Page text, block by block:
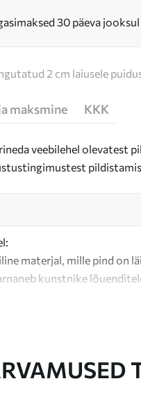
30 päeva jooksul
2 cm laiusele
maksmine KKK
veebilehel olevatest
materjal, mille pind on
kunstnike